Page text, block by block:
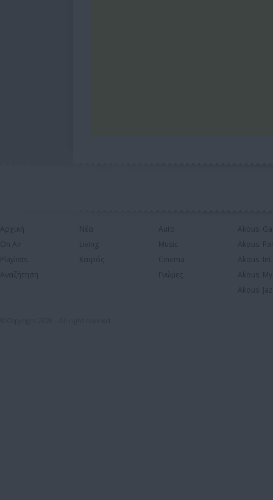
Αρχική
On Air
Playlists
Αναζήτηση
Νέα
Living
Καιρός
Auto
Music
Cinema
Γνώμες
Akous.
Akous.
Akous.
Akous.
Akous.